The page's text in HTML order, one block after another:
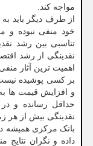
مواجه کند.
از طرف دیگر باید
خود منفی نبوده و
تناسبی بین رشد
نقدینگی از رشد
اهمیت ترین آثار
بر کسی پوشیده نیست
و افزایش قیمت ها
حداقل رسانده و
نقدینگی بیش از هر
بانک مرکزی همیشه
داده و نگران